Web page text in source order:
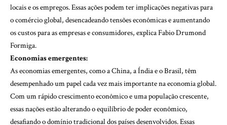
locais e os empregos. Essas ações podem ter implicações negativas para
o comércio global, desencadeando tensões econômicas e aumentando
os custos para as empresas e consumidores, explica Fabio Drumond
Formiga.
Economias emergentes:
As economias emergentes, como a China, a Índia e o Brasil, têm
desempenhado um papel cada vez mais importante na economia global.
Com um rápido crescimento econômico e uma população crescente,
essas nações estão alterando o equilíbrio de poder econômico,
desafiando o domínio tradicional dos países desenvolvidos. Essas